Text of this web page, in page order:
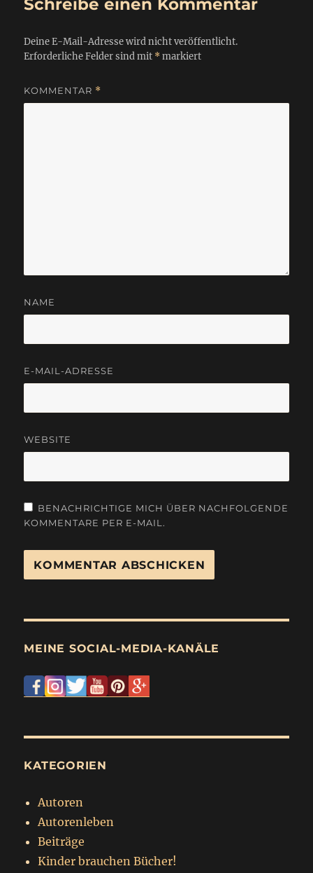
Schreibe einen Kommentar
Deine E-Mail-Adresse wird nicht veröffentlicht.
Erforderliche Felder sind mit *markiert
KOMMENTAR *
NAME
E-MAIL-ADRESSE
WEBSITE
BENACHRICHTIGE MICH ÜBER NACHFOLGENDE
KOMMENTARE PER E-MAIL.
MEINE SOCIAL-MEDIA-KANÄLE
KATEGORIEN
Autoren
Autorenleben
Beiträge
Kinder brauchen Bücher!